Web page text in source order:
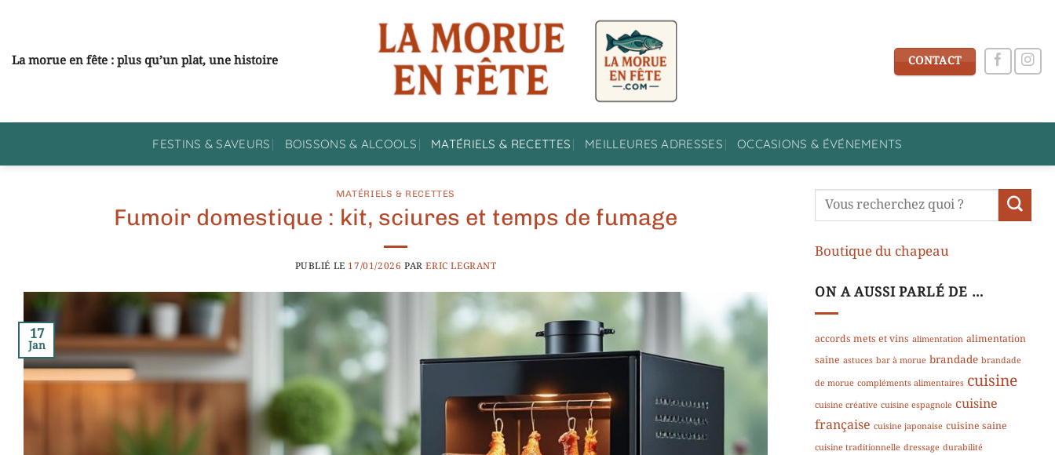
contenu
La morue en fête : plus qu’un plat, une histoire CONTACT
FESTINS & SAVEURS BOISSONS & ALCOOLS MATÉRIELS & RECETTES MEILLEURES ADRESSES OCCASIONS & ÉVÉNEMENTS
MATÉRIELS & RECETTES
Fumoir domestique : kit, sciures et temps de fumage
PUBLIÉ LE 17/01/2026 PARERIC LEGRANT
17
Jan
Boutique du chapeau
ON A AUSSI PARLÉ DE …
accords mets et vins alimentation alimentation
saine astuces bar à morue brandade brandade
de morue compléments alimentaires cuisine
cuisine créative cuisine espagnole cuisine
française cuisine japonaise cuisine saine
cuisine traditionnelle dressage durabilité